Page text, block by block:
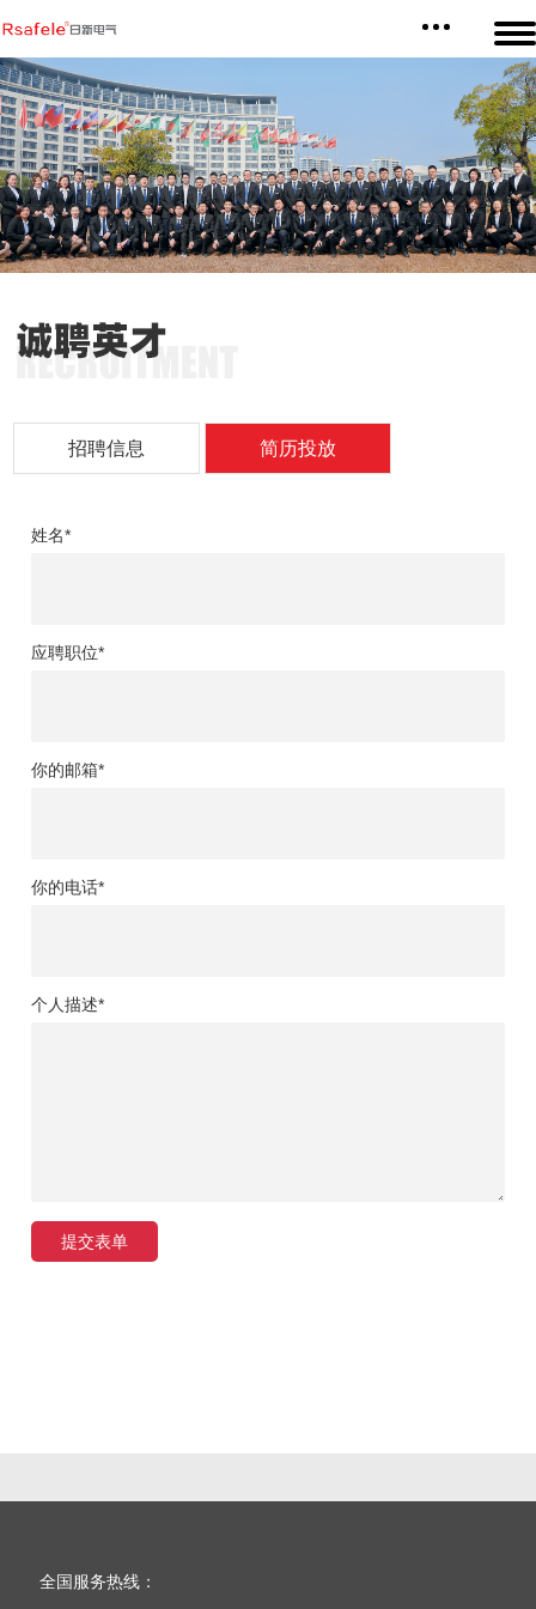
招聘信息 简历投放
姓名*
应聘职位*
你的邮箱*
你的电话*
个人描述*
提交表单
全国服务热线：